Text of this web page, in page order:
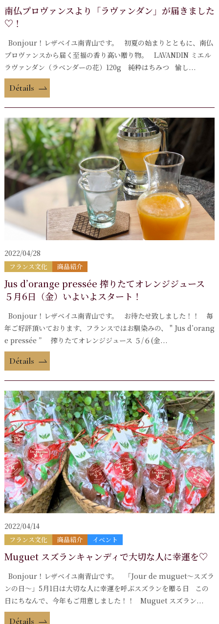
南仏プロヴァンスより「ラヴァンダン」が届きました
♡！
Bonjour！レザベイユ南青山です。 初夏の始まりとともに、南仏
プロヴァンスから届く至福の香り高い贈り物。 LAVANDIN ミエル
ラヴァンダン（ラベンダーの花）120g 純粋はちみつ 愉し...
Détails
2022/04/28
フランス文化 商品紹介
Jus d’orange pressée 搾りたてオレンジジュース
５月6日（金）いよいよスタート！
Bonjour！レザベイユ南青山です。 お待たせ致しました！！ 毎
年ご好評頂いております、フランスではお馴染みの、 " Jus d’orang
e pressée ” 搾りたてオレンジジュース ５/６(金...
Détails
2022/04/14
フランス文化 商品紹介 イベント
Muguet スズランキャンディで大切な人に幸運を♡
Bonjour！レザベイユ南青山です。 「Jour de muguet～スズラ
ンの日～」5月1日は大切な人に幸運を呼ぶスズランを贈る日 この
日にちなんで、今年もご用意しました！！ Muguet スズラン...
Détails